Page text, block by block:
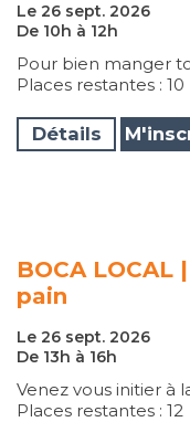
Le 26 sept. 2026
De 10h à 12h
Pour bien manger
Places restantes : 10
Détails
BOCA
pain
Le 26 sept. 2026
De 13h à 16h
Venez vous initier à
Places restantes : 12